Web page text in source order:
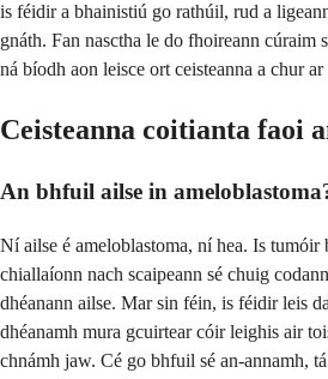
is féidir a bhainistiú go rathúil, rud a
gnáth. Fan nasctha le do fhoireann cúraim
ná bíodh aon leisce ort ceisteanna a chur
Ceisteanna coitianta faoi
An bhfuil ailse in
Ní ailse é ameloblastoma, ní hea. Is tumóir
chiallaíonn nach scaipeann sé chuig
dhéanann ailse. Mar sin féin, is féidir leis
dhéanamh mura gcuirtear cóir leighis air
chnámh jaw. Cé go bhfuil sé an-annamh,